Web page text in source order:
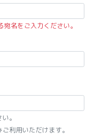
名をご入力ください。
。
利用いただけます。